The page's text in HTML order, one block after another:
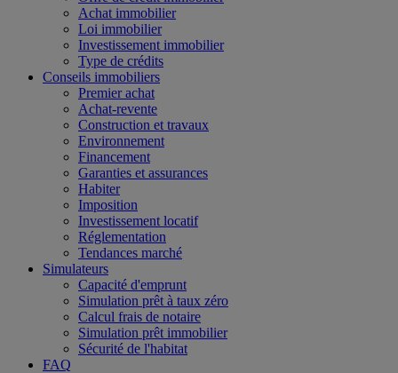
Achat immobilier
Loi immobilier
Investissement immobilier
Type de crédits
Conseils immobiliers
Premier achat
Achat-revente
Construction et travaux
Environnement
Financement
Garanties et assurances
Habiter
Imposition
Investissement locatif
Réglementation
Tendances marché
Simulateurs
Capacité d'emprunt
Simulation prêt à taux zéro
Calcul frais de notaire
Simulation prêt immobilier
Sécurité de l'habitat
FAQ